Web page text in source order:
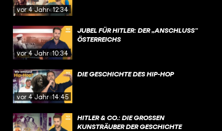
vor 4 Jahren12:34
vor 4 Jahren10:34
JUBEL FÜR HITLER: DER „ANSCHLUSS”
ÖSTERREICHS
vor 4 Jahren14:45
DIE GESCHICHTE DES HIP-HOP
HITLER & CO.: DIE GROSSEN K
UNSTRÄUBER DER GESCHICHTE